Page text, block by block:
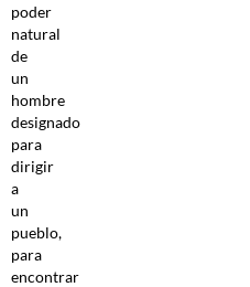
poder
natural
de
un
hombre
designado
para
dirigir
a
un
pueblo,
para
encontrar